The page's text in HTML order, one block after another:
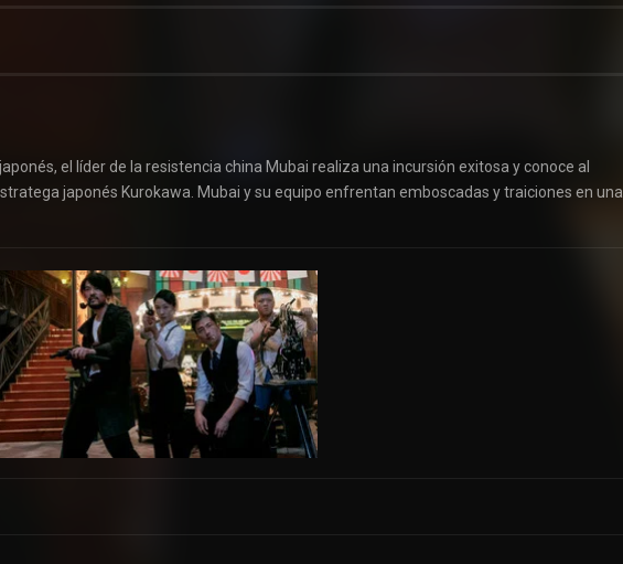
el líder de la resistencia china Mubai realiza una incursión exitosa y conoce al
japonés Kurokawa. Mubai y su equipo enfrentan emboscadas y traiciones en una